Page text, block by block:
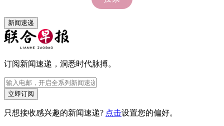
新闻速递
订阅新闻速递，洞悉时代脉搏。
立即订阅
只想接收感兴趣的新闻速递? 点击设置您的偏好。